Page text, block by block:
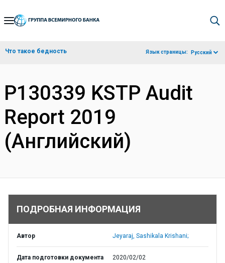
Skip
Navigation
Что такое бедность Язык страницы: Русский
P130339 KSTP Audit
Report 2019
(Английский)
ПОДРОБНАЯ ИНФОРМАЦИЯ
Автор Jeyaraj, Sashikala Krishani;
Дата подготовки документа 2020/02/02